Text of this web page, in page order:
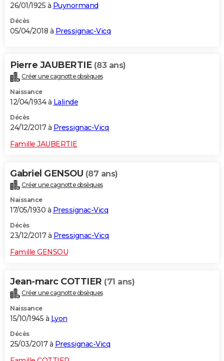
26/01/1925 à Puynormand
Décès
05/04/2018 à Pressignac-Vicq
Pierre JAUBERTIE (83 ans)
Créer une cagnotte obsèques
Naissance
12/04/1934 à Lalinde
Décès
24/12/2017 à Pressignac-Vicq
Famille JAUBERTIE
Gabriel GENSOU (87 ans)
Créer une cagnotte obsèques
Naissance
17/05/1930 à Pressignac-Vicq
Décès
23/12/2017 à Pressignac-Vicq
Famille GENSOU
Jean-marc COTTIER (71 ans)
Créer une cagnotte obsèques
Naissance
15/10/1945 à Lyon
Décès
25/03/2017 à Pressignac-Vicq